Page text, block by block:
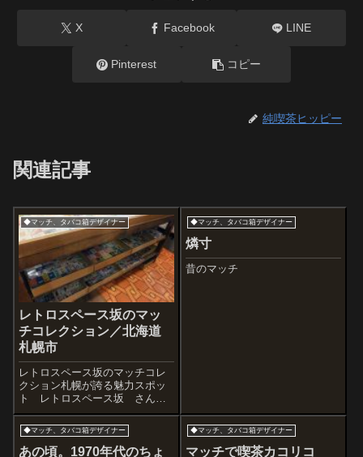
X Facebook LINE
Pinterest コピー
純喫茶ヒッピー
関連記事
◆マッチ、タバコ箱デザイナー
レトロスペース坂のマッ
チコレクション／北海道
札幌市
レトロスペース坂のマッチコレ
クション札幌が誇る魅力スポッ
ト レトロスペース坂 さんか
らは今も時々イベントの案内は
がきが届きます。先日はベリー
ダンスショー、その前は焼き肉
パーティ。なかなか参加できな
◆マッチ、タバコ箱デザイナー
燐寸
昔のマッチ
◆マッチ、タバコ箱デザイナー
あの頃。1970年代のちょ
◆マッチ、タバコ箱デザイナー
マッチで喫茶カコリコ